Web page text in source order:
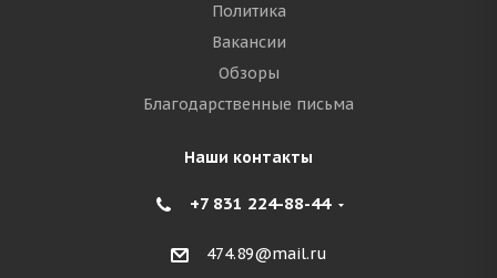
Политика
Вакансии
Обзоры
Благодарственные письма
Наши контакты
+7 831 224-88-44
474.89@mail.ru